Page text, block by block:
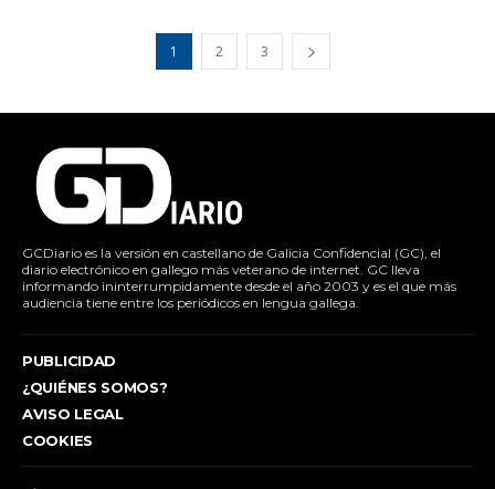
1 2 3
GCDiario es la versión en castellano de Galicia Confidencial (GC), el
diario electrónico en gallego más veterano de internet. GC lleva
informando ininterrumpidamente desde el año 2003 y es el que más
audiencia tiene entre los periódicos en lengua gallega.
PUBLICIDAD
¿QUIÉNES SOMOS?
AVISO LEGAL
COOKIES